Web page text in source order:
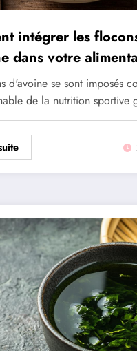
intégrer les
dans votre
d'avoine se sont imposés
de la nutrition sportive